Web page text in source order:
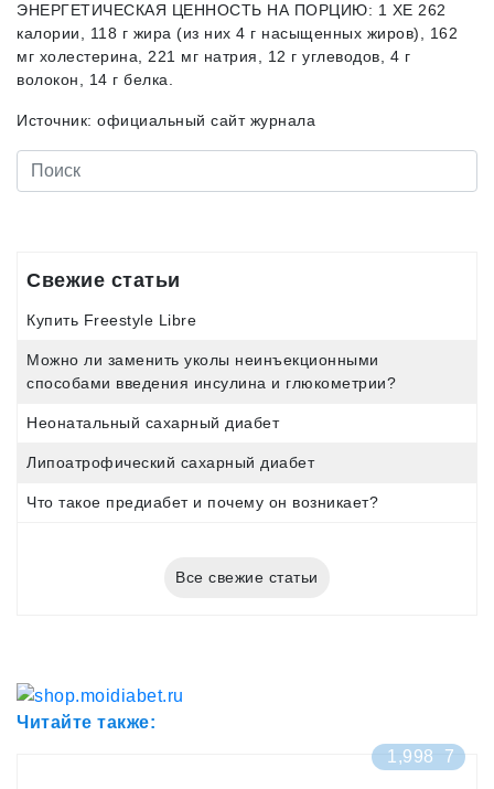
ЭНЕРГЕТИЧЕСКАЯ ЦЕННОСТЬ НА ПОРЦИЮ: 1 ХЕ 262
калории, 118 г жира (из них 4 г насыщенных жиров), 162
мг холестерина, 221 мг натрия, 12 г углеводов, 4 г
волокон, 14 г белка.
Источник: официальный сайт журнала
Свежие статьи
Купить Freestyle Libre
Можно ли заменить уколы неинъекционными
способами введения инсулина и глюкометрии?
Неонатальный сахарный диабет
Липоатрофический сахарный диабет
Что такое предиабет и почему он возникает?
Все свежие статьи
Читайте также:
1,998
7